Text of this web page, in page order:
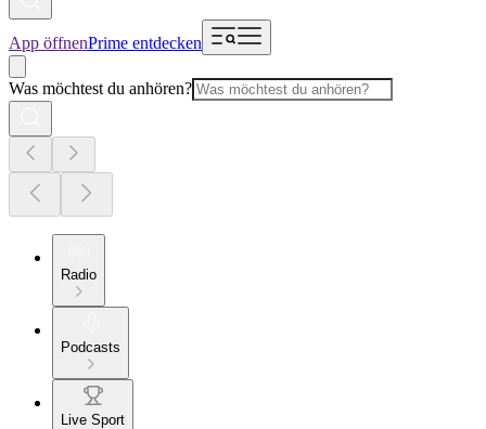
App öffnenPrime entdecken
Was möchtest du anhören?
Radio
Podcasts
Live Sport